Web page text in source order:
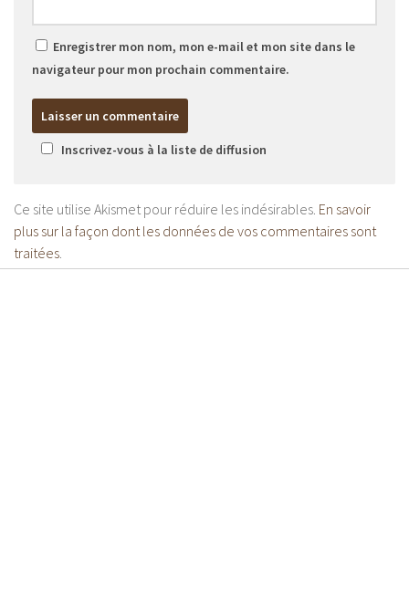
Enregistrer mon nom, mon e-mail et mon site dans le
navigateur pour mon prochain commentaire.
Inscrivez-vous à la liste de diffusion
Ce site utilise Akismet pour réduire les indésirables. En savoir
plus sur la façon dont les données de vos commentaires sont
traitées.